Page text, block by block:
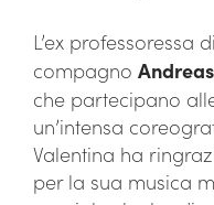
L’ex professoressa
compagno
che partecipano
un’intensa
Valentina ha
per la sua musica